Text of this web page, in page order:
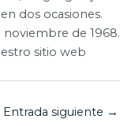
dos ocasiones.
noviembre de 1968.
sitio web
Entrada siguiente →